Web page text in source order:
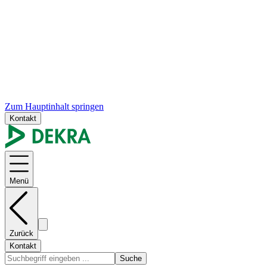
Zum Hauptinhalt springen
Kontakt
Menü
Zurück
Kontakt
Suche